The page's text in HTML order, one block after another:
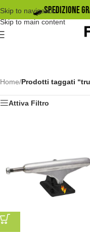
Skip to navigation
Skip to main content
🛹️ SPEDIZIONE
Home/Prodotti taggati
Attiva Filtro